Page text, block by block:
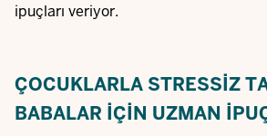
ipuçları veriyor.
ÇOCUKLARLA STRESSIZ
BABALAR IÇIN UZMAN